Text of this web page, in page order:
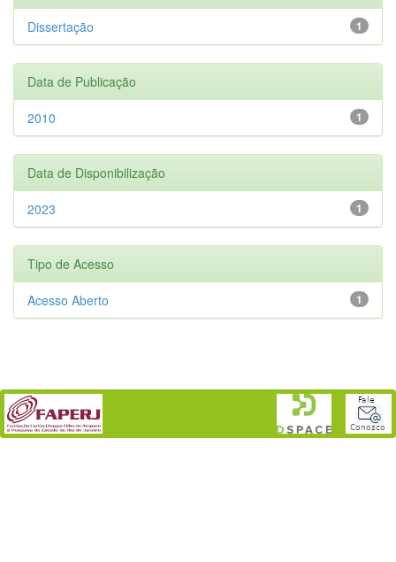
1
Dissertação
Data de Publicação
1
2010
Data de Disponibilização
1
2023
Tipo de Acesso
1
Acesso Aberto